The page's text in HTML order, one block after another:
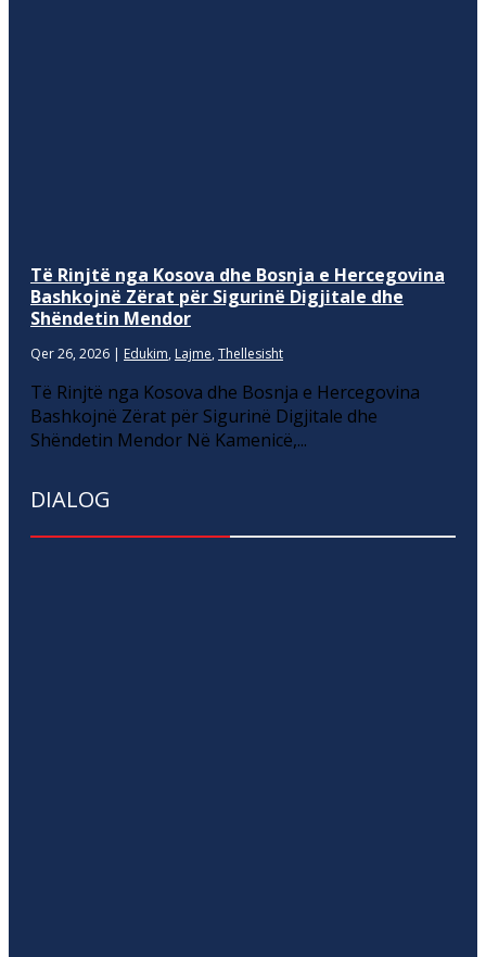
Të Rinjtë nga Kosova dhe Bosnja e Hercegovina
Bashkojnë Zërat për Sigurinë Digjitale dhe
Shëndetin Mendor
Qer 26, 2026 | Edukim, Lajme, Thellesisht
Të Rinjtë nga Kosova dhe Bosnja e Hercegovina
Bashkojnë Zërat për Sigurinë Digjitale dhe
Shëndetin Mendor Në Kamenicë,...
DIALOG